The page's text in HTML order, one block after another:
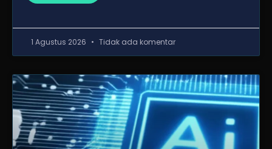
1 Agustus 2026 Tidak ada komentar